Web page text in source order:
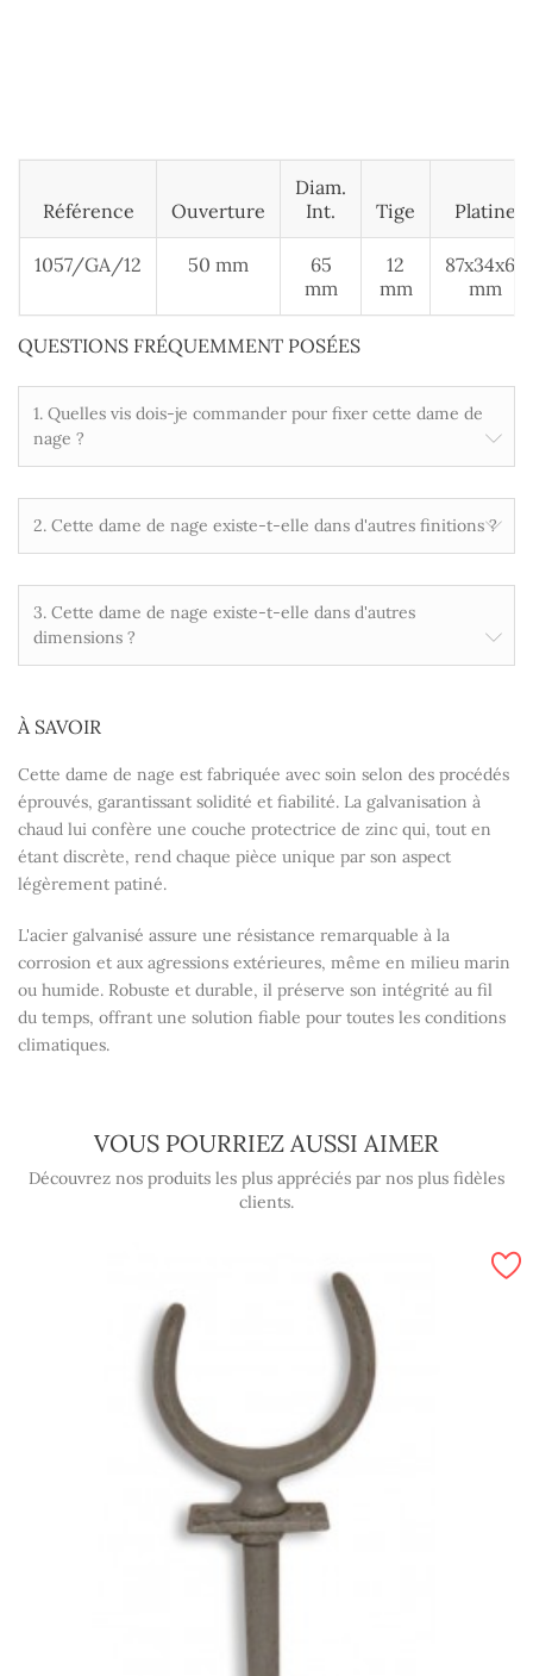
Référence Ouverture
Diam.
Int.
Tige Platine
1057/GA/12 50 mm
65
mm
12
mm
87x34x66
mm
QUESTIONS FRÉQUEMMENT POSÉES
1. Quelles vis dois-je commander pour fixer cette dame de
nage ?
2. Cette dame de nage existe-t-elle dans d'autres finitions ?
3. Cette dame de nage existe-t-elle dans d'autres
dimensions ?
À SAVOIR
Cette dame de nage est fabriquée avec soin selon des procédés
éprouvés, garantissant solidité et fiabilité. La galvanisation à
chaud lui confère une couche protectrice de zinc qui, tout en
étant discrète, rend chaque pièce unique par son aspect
légèrement patiné.
L'acier galvanisé assure une résistance remarquable à la
corrosion et aux agressions extérieures, même en milieu marin
ou humide. Robuste et durable, il préserve son intégrité au fil
du temps, offrant une solution fiable pour toutes les conditions
climatiques.
VOUS POURRIEZ AUSSI AIMER
Découvrez nos produits les plus appréciés par nos plus fidèles
clients.